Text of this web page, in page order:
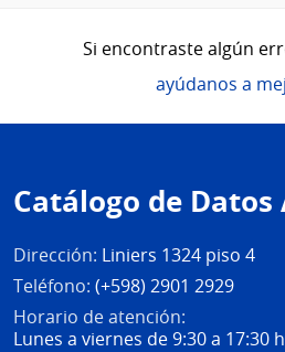
Si encontraste algún
ayúdanos a
de
página
Catálogo de
Dirección: Liniers 1324 piso 4
Teléfono: (+598) 2901 2929
Horario de atención:
Lunes a viernes de 9:30 a 17:30